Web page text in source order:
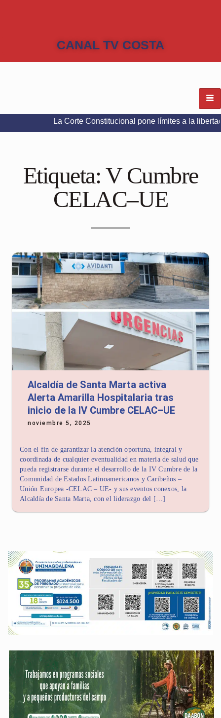
CANAL TV COSTA
La Corte Constitucional pone límites a la libertad de
Etiqueta: V Cumbre
CELAC–UE
Alcaldía de Santa Marta activa
Alerta Amarilla Hospitalaria tras
inicio de la IV Cumbre CELAC–UE
noviembre 5, 2025
Con el fin de garantizar la atención oportuna, integral y
coordinada de cualquier eventualidad en materia de salud que
pueda registrarse durante el desarrollo de la IV Cumbre de la
Comunidad de Estados Latinoamericanos y Caribeños –
Unión Europea -CELAC – UE- y sus eventos conexos, la
Alcaldía de Santa Marta, con el liderazgo del […]